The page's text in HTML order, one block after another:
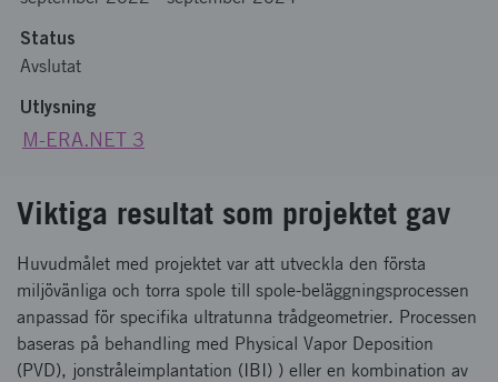
Status
Avslutat
Utlysning
M-ERA.NET 3
Viktiga resultat som projektet gav
Huvudmålet med projektet var att utveckla den första
miljövänliga och torra spole till spole-beläggningsprocessen
anpassad för specifika ultratunna trådgeometrier. Processen
baseras på behandling med Physical Vapor Deposition
(PVD), jonstråleimplantation (IBI) ) eller en kombination av